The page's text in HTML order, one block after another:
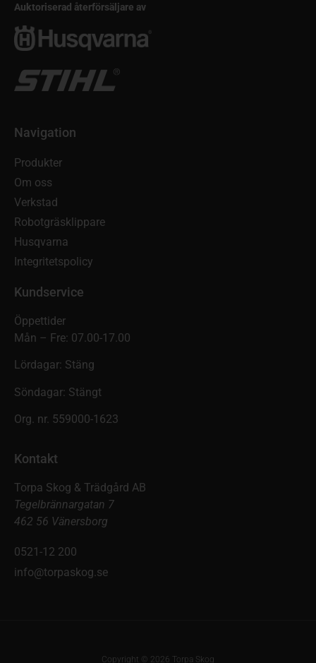
Auktoriserad återförsäljare av
Navigation
Produkter
Om oss
Verkstad
Robotgräsklippare
Husqvarna
Integritetspolicy
Kundservice
Öppettider
Mån – Fre: 07.00-17.00
Lördagar: Stäng
Söndagar: Stängt
Org. nr. 559000-1623
Kontakt
Torpa Skog & Trädgård AB
Tegelbrännargatan 7
462 56 Vänersborg
0521-12 200
info@torpaskog.se
Copyright © 2026 Torpa Skog